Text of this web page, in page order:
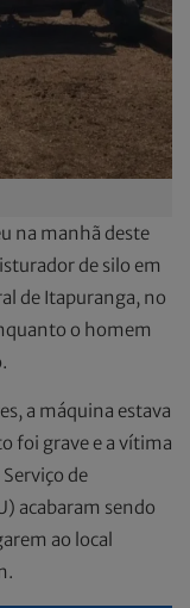
na manhã deste
de silo em
de Itapuranga, no
o homem
a máquina estava
foi grave e a vítima
de
acabaram sendo
ao local